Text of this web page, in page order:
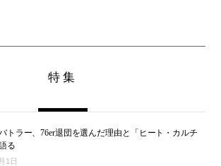
特集
トラー、76er退団を選んだ理由と「ヒート・カルチ
る
1日